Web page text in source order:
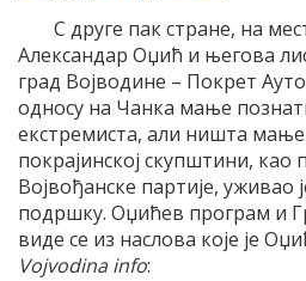
С друге пак стране, на
Александар Оџић и његова
град Војводине – Покрет
односу на Чанка мање
екстремиста, али ништа
покрајинској скупштини, као
Војвођанске партије, уживао
подршку. Оџићев програм и
виде се из наслова које је
Vojvodina info: